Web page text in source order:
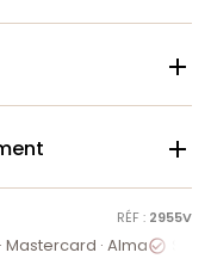


RÉF : 2955V
Mastercard · Alma